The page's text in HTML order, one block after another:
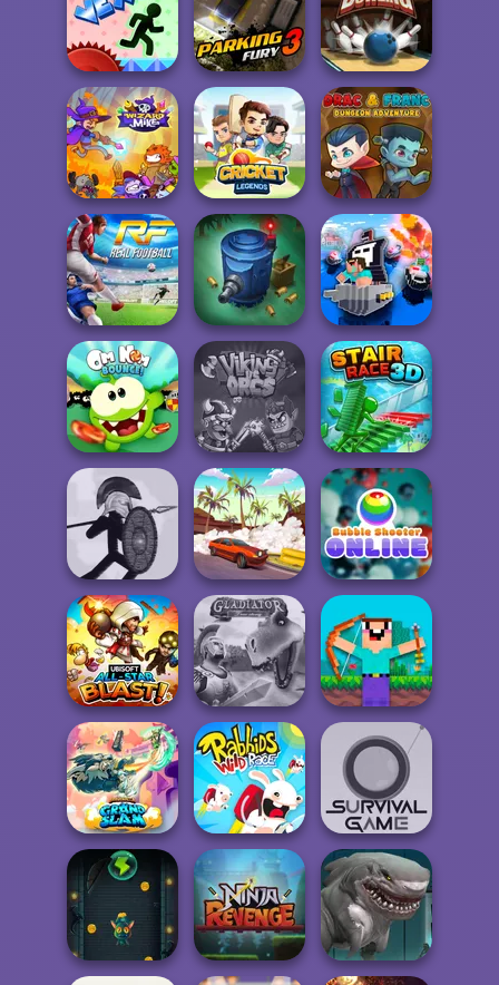
Euro Soccer
Sprint
Troll Boxing
Apex Football
Battle
Vex 8 Parking Fury 3 3D Bowling
Wizard Mike Cricket Legends Drac & Franc
Real Football
Tower Defense
Zombies
Noob vs Cops
Om Nom Bounce Viking vs Orcs Stair Race 3D
Stick War Drifting Mania
Bubble Shooter
Online
All-Star Blast!
Gladiator True
Story
Noob vs 1000
Zombies!
Brawlhalla Grand
Slam
Rabbids Wild
Race
Survival Game